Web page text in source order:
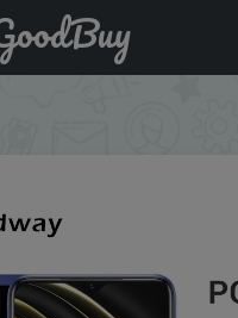
Глобальная